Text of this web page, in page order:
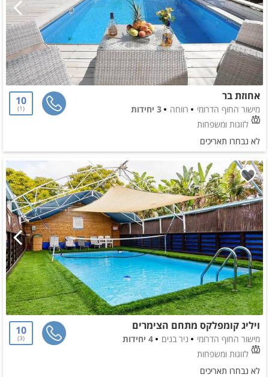
אחוזת בר
מישור החוף הדרומי רווחה
3 יחידות
לזוגות ומשפחות
10
1
לא נבחרו תאריכים
ויליג קומפלקס מתחם הצימרים
מישור החוף הדרומי ניר בנים
4 יחידות
לזוגות ומשפחות
10
3
לא נבחרו תאריכים